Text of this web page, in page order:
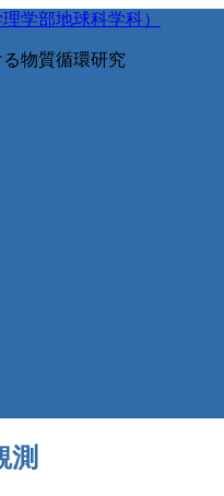
学部地球科学科）
物質循環研究
測